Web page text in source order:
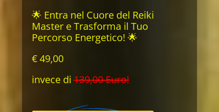
🌟 Entra nel Cuore del Reiki
Master e Trasforma il Tuo
Percorso Energetico! 🌟
€ 49,00
invece di139,00 Euro!